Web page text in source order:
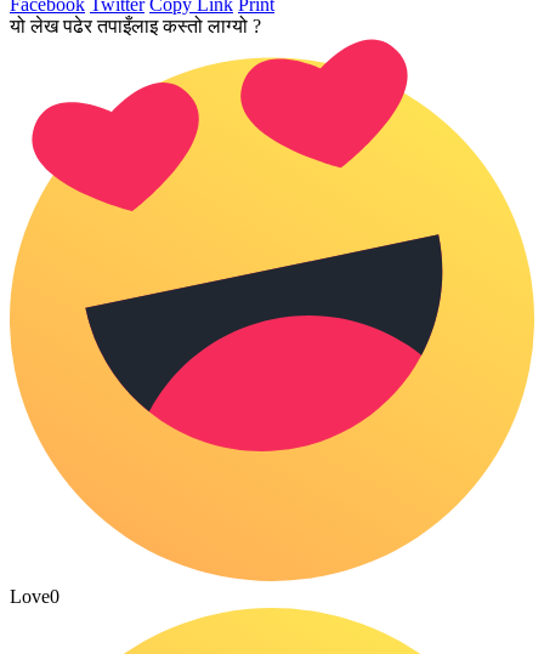
Facebook Twitter Copy Link Print
यो लेख पढेर तपाइँलाइ कस्तो लाग्यो ?
Love0